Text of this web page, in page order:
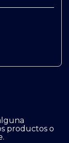
productos o